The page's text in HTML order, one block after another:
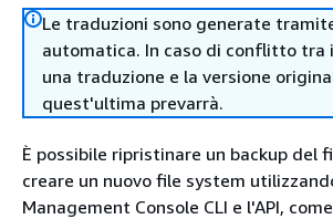
Le traduzioni sono generate
automatica. In caso di conflitto tra
una traduzione e la versione
quest'ultima prevarrà.
È possibile ripristinare un backup del
creare un nuovo file system
Management Console CLI e l'API,